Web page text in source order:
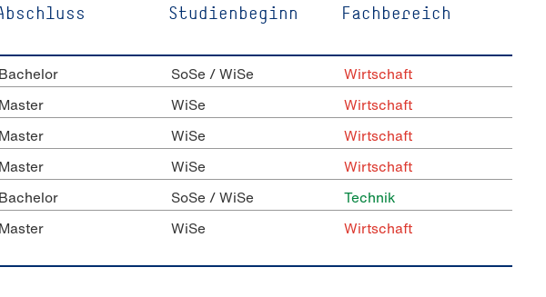
Studienbeginn Fach­be­reich
Bachelor SoSe / WiSe
Wirtschaft
Master WiSe
Wirtschaft
Master WiSe
Wirtschaft
Master WiSe
Wirtschaft
Bachelor SoSe / WiSe
Technik
Master WiSe Wirtschaft